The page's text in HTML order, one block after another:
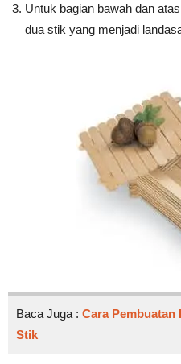
Untuk bagian bawah dan
dua stik yang menjadi
Baca Juga : Cara Pembuatan
Stik